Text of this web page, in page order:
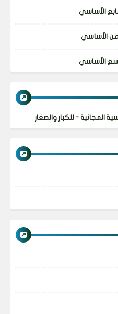
الأساسي
الأساسي
الأساسي
المجانية - للكبار والصغار